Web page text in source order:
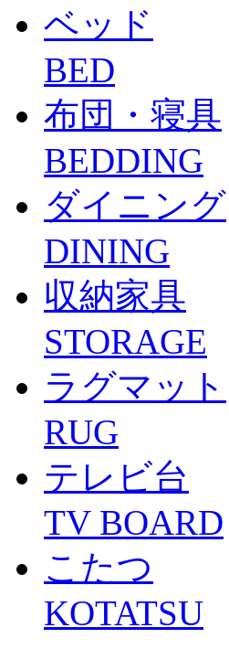
ベッド
BED
布団・寝具
BEDDING
ダイニング
DINING
収納家具
STORAGE
ラグマット
RUG
テレビ台
TV BOARD
こたつ
KOTATSU